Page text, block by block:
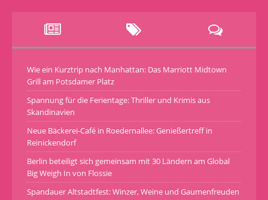
Wie ein Kurztrip nach Manhattan: Das Marriott Midtown
Grill am Potsdamer Platz
Spannung für die Ferientage: Thriller und Krimis aus
Skandinavien
Neue Bäckerei-Café in Roedernallee: Genießertreff in
Reinickendorf
Berlin beteiligt sich gemeinsam mit 30 Ländern am Global
Big Weigh In von Flossie
Spandauer Altstadtfest: Winzer, Weine und Gaumenfreuden